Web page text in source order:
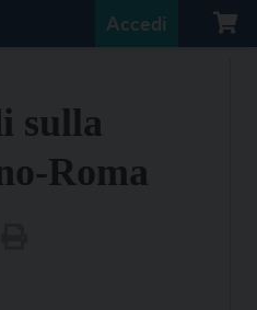
Accedi
sulla
Roma